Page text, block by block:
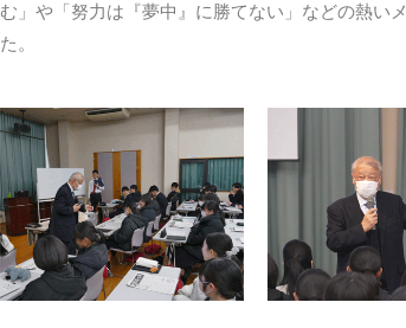
む」や「努力は『夢中』に勝てない」などの熱い
た。